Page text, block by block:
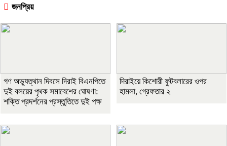
জনপ্রিয়
গণ অভ্যুত্থান দিবসে দিরাই বিএনপিতে
দুই বলয়ের পৃথক সমাবেশের ঘোষণা:
শক্তি প্রদর্শনের প্রস্তুতিতে দুই পক্ষ
দিরাইয়ে কিশোরী ফুটবলারের ওপর
হামলা, গ্রেফতার ২